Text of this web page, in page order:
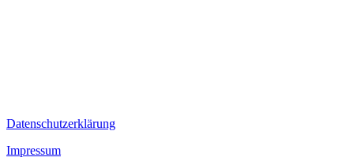
Datenschutzerklärung
Impressum